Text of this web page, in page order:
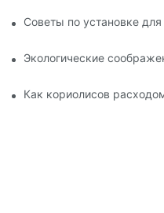
Советы по установке
Экологические
Как кориолисов